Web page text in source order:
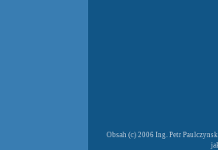
Obsah (c) 2006 Ing. Petr